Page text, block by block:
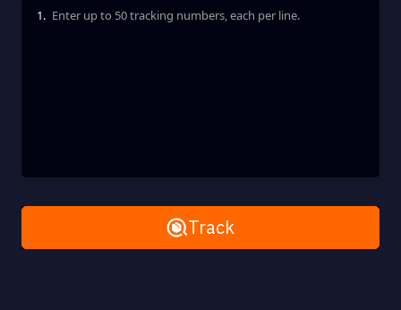
Enter up to 50 tracking numbers, each per line.
1.
Remove AllTrack